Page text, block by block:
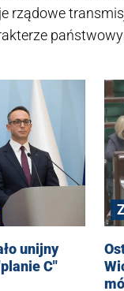
rządowe
Polska w
unijny
C"